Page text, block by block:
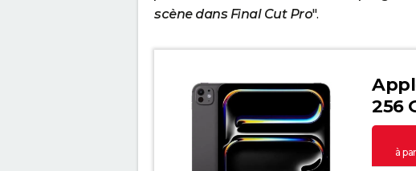
scène dans Final Cut Pro".
256
à